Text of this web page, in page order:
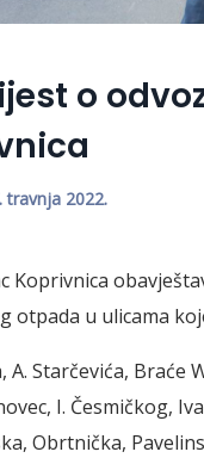
o
travnja 2022.
Koprivnica
otpada u ulicama
A. Starčevića, Braće
I. Česmičkog,
Obrtnička,